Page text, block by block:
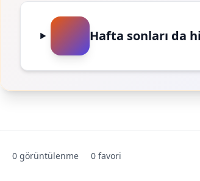
Hafta sonları da
0 görüntülenme 0 favori